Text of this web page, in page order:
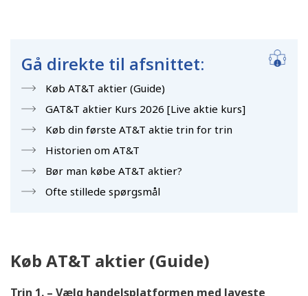
Gå direkte til afsnittet:
Køb AT&T aktier (Guide)
GAT&T aktier Kurs 2026 [Live aktie kurs]
Køb din første AT&T aktie trin for trin
Historien om AT&T
Bør man købe AT&T aktier?
Ofte stillede spørgsmål
Køb AT&T aktier (Guide)
Trin 1. – Vælg handelsplatformen med laveste